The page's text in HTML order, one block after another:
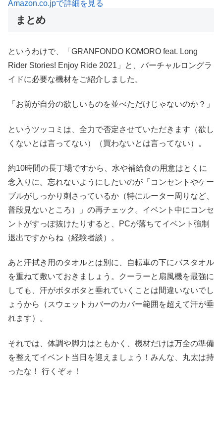
Amazon.co.jpで詳細を見る
まとめ
というわけで、「GRANFONDO KOMORO feat. Long
Rider Stories! Enjoy Ride 2021」と、バーチャルロングラ
イドに必要な機材をご紹介しました。
「お前が自分の欲しいものを並べただけじゃないのか？」
というツッコミは、全力で否定させていただきます（欲し
くないとは言ってない）（買わないとは言ってない）。
約10時間の長丁場ですから、水や補給食の用意はとくに
念入りに。忘れないようにしたいのが「コンセントやケー
ブルがしっかり刺さっているか（特にルーター周りなど、
普段見ないところ）」の再チェック。イベント中にコンセ
ントがすっぽ抜けたりすると、PCが落ちてイベント強制
退出ですからね（経験者談）。
あと汗拭き用のタオルとは別に、自転車の下にバスタオル
を重ねて敷いておきましょう。クーラーと扇風機を最強に
しても、汗がボタボタと垂れていくことは間違いないでし
ょうから（スウェットカバーのカバー範囲を超えて汗が垂
れます）。
それでは、体調や脚力はともかく、機材だけは万全の準備
を整えてイベント当日を迎えましょう！みんな、丸太は持
ったな！ 行くぞォ！